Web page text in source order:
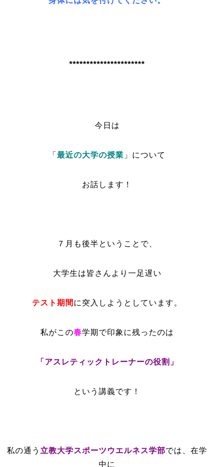
**********************
今日は
「最近の大学の授業 」について
お話します！
７月も後半ということで、
大学生は皆さんより一足遅い
テスト期間 に突入しようとしています。
私がこの春学期で印象に残ったのは
「アスレティックトレーナーの役割」
という講義です！
私の通う 立教大学スポーツウエルネス学部では、在学
中に